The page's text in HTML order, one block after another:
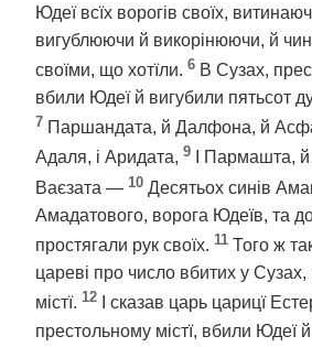
Юдеї всїх ворогів своїх,
вигублюючи й викорінюючи, й
своїми, що хотїли. 6 В Сузах,
вбили Юдеї й вигубили пятьсот
7 Паршандата, й Далфона, й
Адаля, і Аридата, 9
І Пармашта, й
Ваєзата — 10 Десятьох синів
Амадатового, ворога Юдеїв, та
простягали рук своїх. 11 Того ж
цареві про число вбитих у
містї. 12
І сказав царь царицї
престольному містї, вбили Юдеї